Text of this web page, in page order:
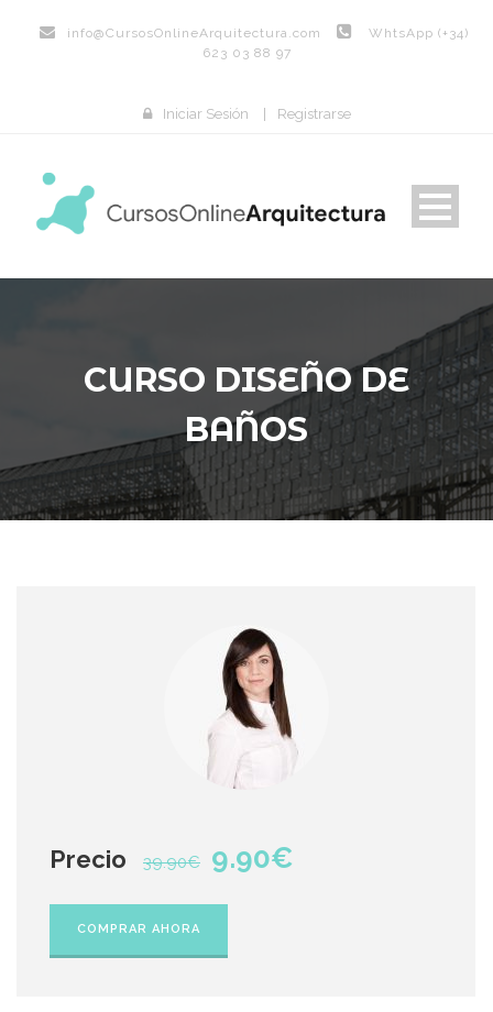
info@CursosOnlineArquitectura.com
WhtsApp (+34)
623 03 88 97
Iniciar Sesión Registrarse
CURSO DISEÑO DE
BAÑOS
Precio 39.90€ 9.90€
COMPRAR AHORA